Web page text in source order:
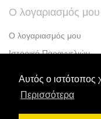
Αυτός ο ιστότοπος
Περισσότερα
Ο λογαριασμός μου
Ο λογαριασμός μου
Ιστορικό Παραγγελιών